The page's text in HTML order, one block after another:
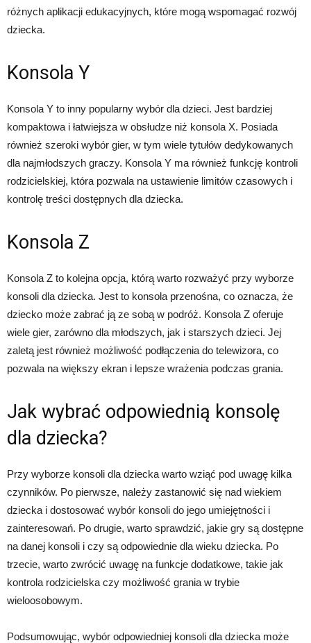
różnych aplikacji edukacyjnych, które mogą wspomagać rozwój
dziecka.
Konsola Y
Konsola Y to inny popularny wybór dla dzieci. Jest bardziej
kompaktowa i łatwiejsza w obsłudze niż konsola X. Posiada
również szeroki wybór gier, w tym wiele tytułów dedykowanych
dla najmłodszych graczy. Konsola Y ma również funkcję kontroli
rodzicielskiej, która pozwala na ustawienie limitów czasowych i
kontrolę treści dostępnych dla dziecka.
Konsola Z
Konsola Z to kolejna opcja, którą warto rozważyć przy wyborze
konsoli dla dziecka. Jest to konsola przenośna, co oznacza, że
dziecko może zabrać ją ze sobą w podróż. Konsola Z oferuje
wiele gier, zarówno dla młodszych, jak i starszych dzieci. Jej
zaletą jest również możliwość podłączenia do telewizora, co
pozwala na większy ekran i lepsze wrażenia podczas grania.
Jak wybrać odpowiednią konsolę
dla dziecka?
Przy wyborze konsoli dla dziecka warto wziąć pod uwagę kilka
czynników. Po pierwsze, należy zastanowić się nad wiekiem
dziecka i dostosować wybór konsoli do jego umiejętności i
zainteresowań. Po drugie, warto sprawdzić, jakie gry są dostępne
na danej konsoli i czy są odpowiednie dla wieku dziecka. Po
trzecie, warto zwrócić uwagę na funkcje dodatkowe, takie jak
kontrola rodzicielska czy możliwość grania w trybie
wieloosobowym.
Podsumowując, wybór odpowiedniej konsoli dla dziecka może